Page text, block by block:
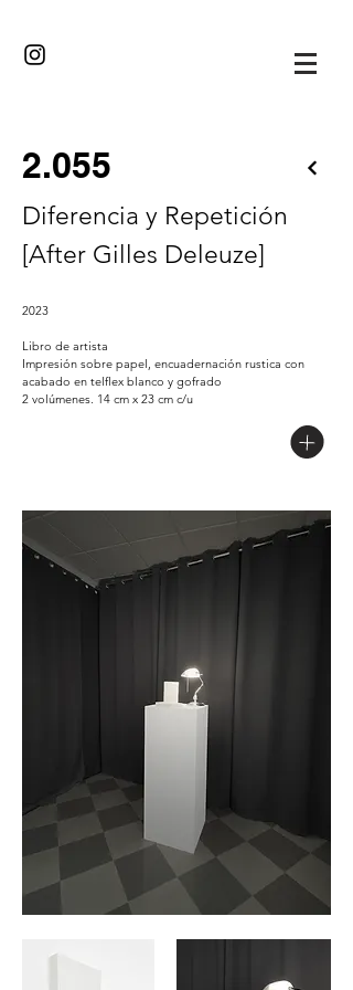
2.055
Diferencia y Repetición
[After Gilles Deleuze]
2023
Libro de artista
Impresión sobre papel, encuadernación rustica con
acabado en telflex blanco y gofrado
2 volúmenes. 14 cm x 23 cm c/u